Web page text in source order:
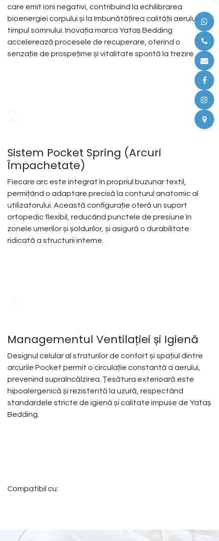
care emit ioni negativi, contribuind la echilibrarea
bioenergiei corpului și la îmbunătățirea calității aerului în
timpul somnului. Inovația marca Yataș Bedding
accelerează procesele de recuperare, oferind o
senzație de prospețime și vitalitate sporită la trezire.
Sistem Pocket Spring (Arcuri
Împachetate)
Fiecare arc este integrat în propriul buzunar textil,
permițând o adaptare precisă la conturul anatomic al
utilizatorului. Această configurație oferă un suport
ortopedic flexibil, reducând punctele de presiune în
zonele umerilor și șoldurilor, și asigură o durabilitate
ridicată a structurii interne.
Managementul Ventilației și Igienă
Designul celular al straturilor de confort și spațiul dintre
arcurile Pocket permit o circulație constantă a aerului,
prevenind supraîncălzirea. Țesătura exterioară este
hipoalergenică și rezistentă la uzură, respectând
standardele stricte de igienă și calitate impuse de Yataș
Bedding.
Compatibil cu: